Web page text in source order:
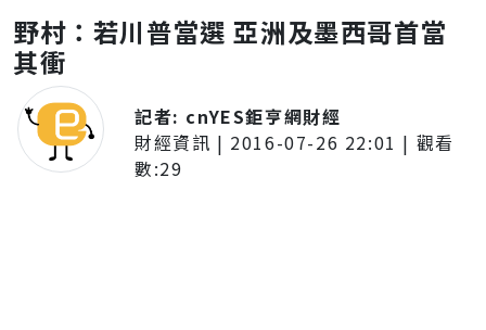
野村：若川普當選 亞洲及墨西哥首當
其衝
記者: cnYES鉅亨網財經
財經資訊 | 2016-07-26 22:01 | 觀看
數:29